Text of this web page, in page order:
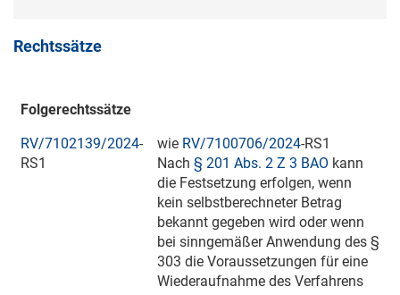
Rechtssätze
Folgerechtssätze
RV/7102139/2024-
RS1
wie RV/7100706/2024-RS1
Nach § 201 Abs. 2 Z 3 BAO kann
die Festsetzung erfolgen, wenn
kein selbstberechneter Betrag
bekannt gegeben wird oder wenn
bei sinngemäßer Anwendung des §
303 die Voraussetzungen für eine
Wiederaufnahme des Verfahrens